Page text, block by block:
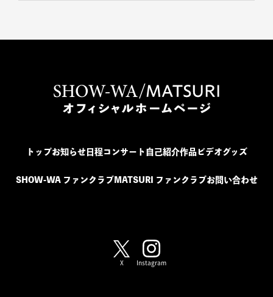
トップお知らせ日程コンサート 自己紹介作品ビデオグッズ
SHOW-WA ファンクラブ MATSURI ファンクラブ お問い合わせ
X Instagram